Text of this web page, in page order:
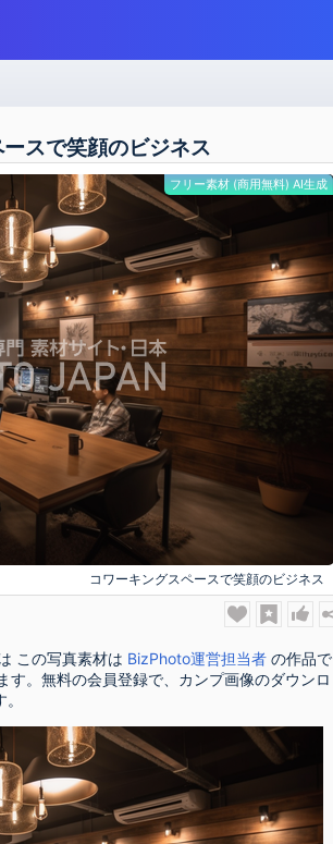
スで笑顔のビジネス
フリー素材 (商用無料) AI生成
コワーキングスペースで笑顔のビジネス
この写真素材は BizPhoto運営担当者 の作品で
。無料の会員登録で、カンプ画像のダウンロ